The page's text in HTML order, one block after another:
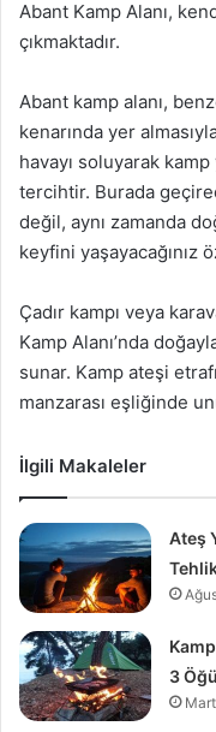
Abant Kamp Alanı,
çıkmaktadır.
Abant kamp alanı,
kenarında yer
havayı soluyarak
tercihtir. Burada
değil, aynı zamanda
keyfini yaşayacağınız
Çadır kampı veya
Kamp Alanı’nda
sunar. Kamp ateşi
manzarası eşliğinde
İlgili Makaleler
Ateş
3